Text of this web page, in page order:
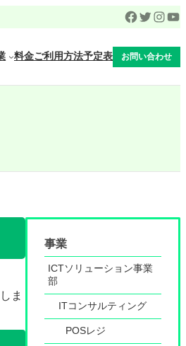
Facebook
Twitter
料金ご利用方法予定表 お問い合わせ
ま
事業
ICTソリューション事業
部
ITコンサルティング
POSレジ